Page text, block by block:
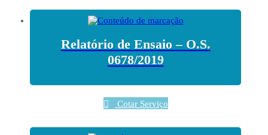
Relatório de Ensaio – O.S.
0678/2019
Cotar Serviço